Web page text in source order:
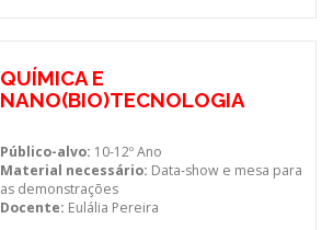
QUÍMICA E
NANO(BIO)TECNOLOGIA
Público-alvo: 10-12º Ano
Material necessário: Data-show e mesa para
as demonstrações
Docente: Eulália Pereira